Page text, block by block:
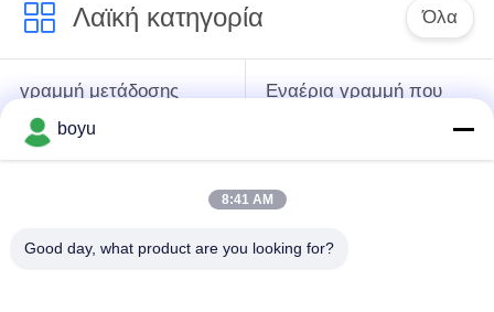
Λαϊκή κατηγορία Όλα
γραμμή μετάδοσης
που δένει με σπάγγο
τον εξοπλισμό
Εναέρια γραμμή που
εξοπλισμό
συστροφής
boyu
8:41 AM
Good day, what product are you looking for?